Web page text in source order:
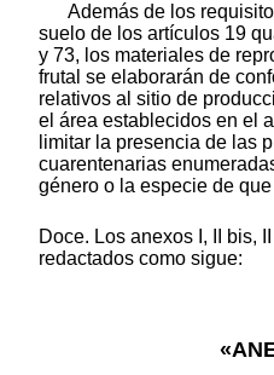
Además de los
suelo de los artículos 19
y 73, los materiales de
frutal se elaborarán de
relativos al sitio de
el área establecidos en el
limitar la presencia de las
cuarentenarias
género o la especie de
Doce. Los anexos I, II bis,
redactados como sigue: